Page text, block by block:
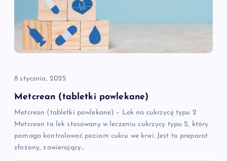
a
w
p
s
u
8 stycznia, 2025
Metcrean (tabletki powlekane)
Metcrean (tabletki powlekane) – Lek na cukrzycę typu 2
Metcrean to lek stosowany w leczeniu cukrzycy typu 2, który
pomaga kontrolować poziom cukru we krwi. Jest to preparat
złożony, zawierający…